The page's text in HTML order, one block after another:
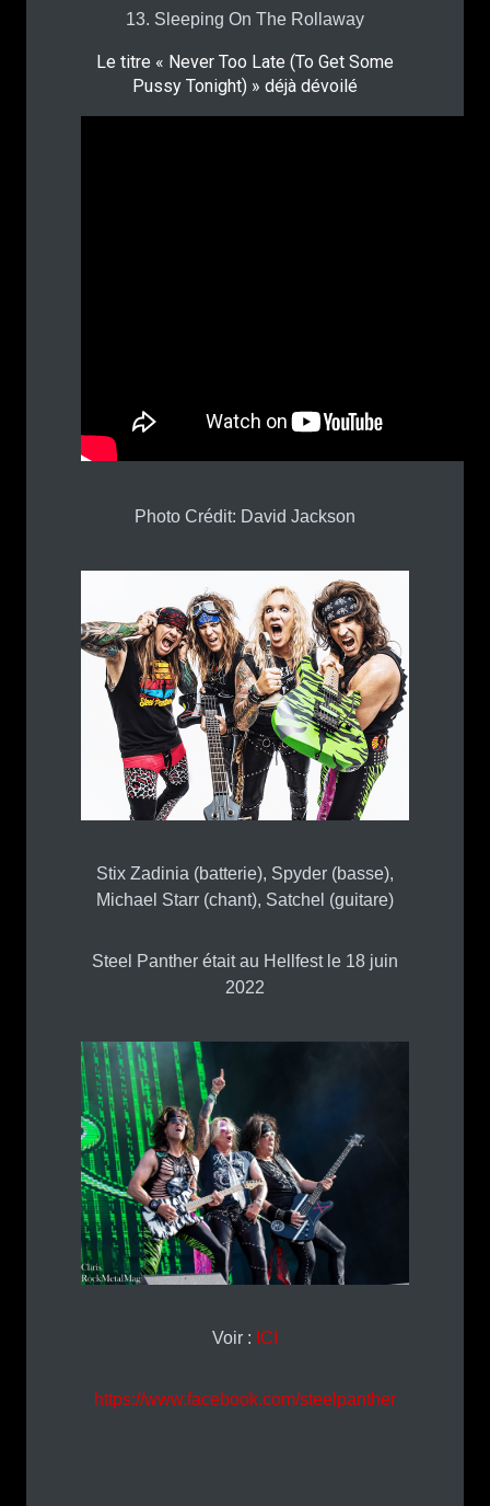
13. Sleeping On The Rollaway
Le titre « Never Too Late (To Get Some
Pussy Tonight) » déjà dévoilé
Photo Crédit: David Jackson
Stix Zadinia (batterie), Spyder (basse),
Michael Starr (chant), Satchel (guitare)
Steel Panther était au Hellfest le 18 juin
2022
Voir : ICI
https://www.facebook.com/steelpanther